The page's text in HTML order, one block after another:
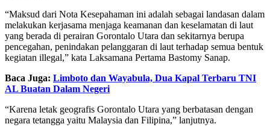
“Maksud dari Nota Kesepahaman ini adalah sebagai landasan dalam
melakukan kerjasama menjaga keamanan dan keselamatan di laut
yang berada di perairan Gorontalo Utara dan sekitarnya berupa
pencegahan, penindakan pelanggaran di laut terhadap semua bentuk
kegiatan illegal,” kata Laksamana Pertama Bastomy Sanap.
Baca Juga: Limboto dan Wayabula, Dua Kapal Terbaru TNI
AL Buatan Dalam Negeri
“Karena letak geografis Gorontalo Utara yang berbatasan dengan
negara tetangga yaitu Malaysia dan Filipina,” lanjutnya.